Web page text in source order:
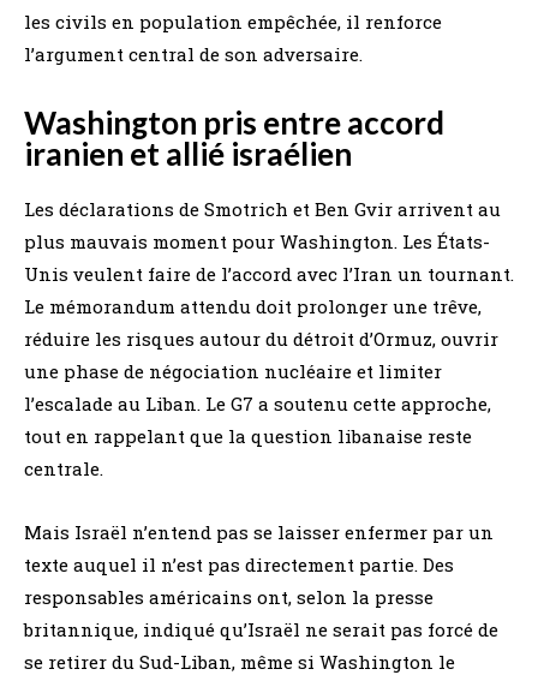
les civils en population empêchée, il renforce
l’argument central de son adversaire.
Washington pris entre accord
iranien et allié israélien
Les déclarations de Smotrich et Ben Gvir arrivent au
plus mauvais moment pour Washington. Les États-
Unis veulent faire de l’accord avec l’Iran un tournant.
Le mémorandum attendu doit prolonger une trêve,
réduire les risques autour du détroit d’Ormuz, ouvrir
une phase de négociation nucléaire et limiter
l’escalade au Liban. Le G7 a soutenu cette approche,
tout en rappelant que la question libanaise reste
centrale.
Mais Israël n’entend pas se laisser enfermer par un
texte auquel il n’est pas directement partie. Des
responsables américains ont, selon la presse
britannique, indiqué qu’Israël ne serait pas forcé de
se retirer du Sud-Liban, même si Washington le